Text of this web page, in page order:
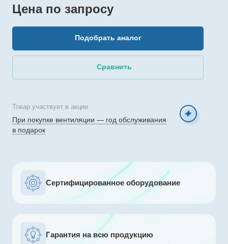
Цена по запросу
Подобрать аналог
Сравнить
Товар участвует в акции
При покупке вентиляции — год обслуживания
в подарок
Сертифицированное оборудование
Гарантия на всю продукцию